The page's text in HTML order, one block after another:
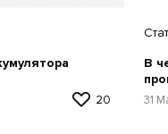
20
В
31